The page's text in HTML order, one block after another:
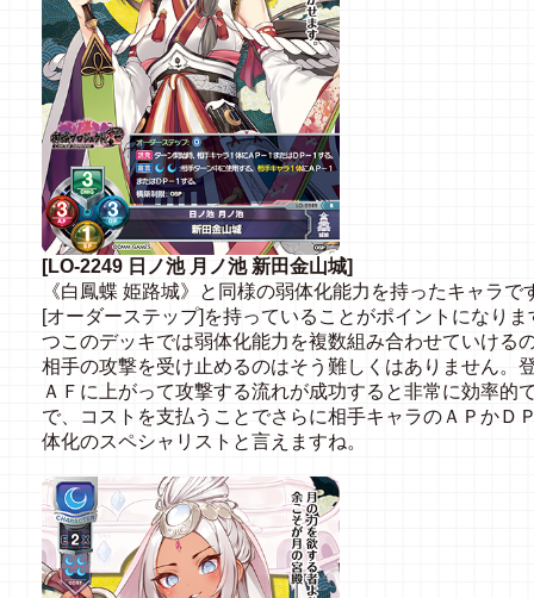
[LO-2249 日ノ池 月ノ池 新田金山城]
《白鳳蝶 姫路城》と同様の弱体化能力を持ったキャラ
[オーダーステップ]を持っていることがポイントになり
つこのデッキでは弱体化能力を複数組み合わせていける
相手の攻撃を受け止めるのはそう難しくはありません。
ＡＦに上がって攻撃する流れが成功すると非常に効率的
で、コストを支払うことでさらに相手キャラのＡＰかＤ
体化のスペシャリストと言えますね。